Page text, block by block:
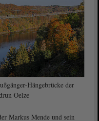
Hängebrücke der
Oelze
Markus Mende und sein